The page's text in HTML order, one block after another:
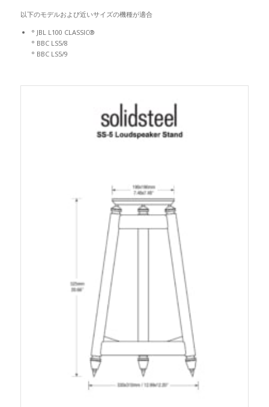
以下のモデルおよび近いサイズの機種が適合
° JBL L100 CLASSIC®
° BBC LS5/8
° BBC LS5/9